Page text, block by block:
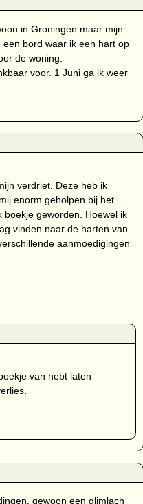
in Groningen maar mijn
bord waar ik een hart op
de woning.
voor. 1 Juni ga ik weer
verdriet. Deze heb ik
enorm geholpen bij het
geworden. Hoewel ik
vinden naar de harten van
aanmoedigingen
van hebt laten
gewoon een glimlach